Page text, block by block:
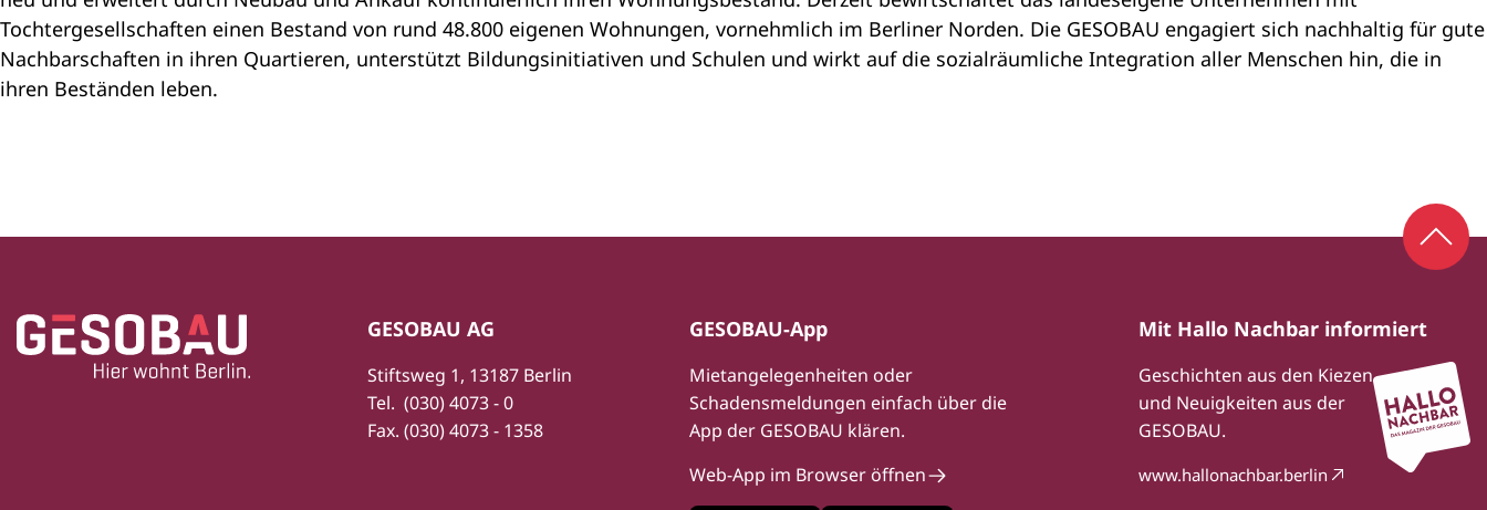
Tochtergesellschaften einen Bestand von rund 48.800 eigenen Wohnungen, vornehmlich im Berliner Norden. Die GESOBAU engagiert sich nachhaltig für gute
Nachbarschaften in ihren Quartieren, unterstützt Bildungsinitiativen und Schulen und wirkt auf die sozialräumliche Integration aller Menschen hin, die in
ihren Beständen leben.
Fußbereich
Zur Startseite
GESOBAU AG
Stiftsweg 1, 13187 Berlin
Tel. (030) 4073 - 0
Fax. (030) 4073 - 1358
GESOBAU-App
Mietangelegenheiten oder
Schadensmeldungen einfach über die
App der GESOBAU klären.
Web-App im Browser öffnen
Mit Hallo Nachbar informiert
Geschichten aus den Kiezen
und Neuigkeiten aus der
GESOBAU.
www.hallonachbar.berlin